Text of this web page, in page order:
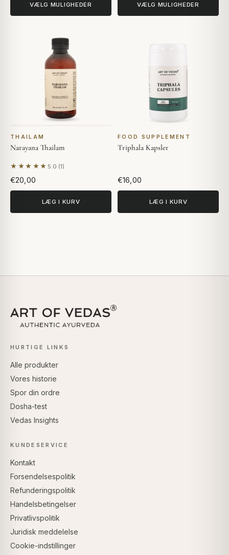
VÆLG MULIGHEDER VÆLG MULIGHEDER
THAILAM
Narayana Thailam
★★★★★ 5.0 (1)
Baseret på 1 anmeldelse
€20,00
LÆG I KURV
FOOD SUPPLEMENT
Triphala Kapsler
€16,00
LÆG I KURV
HURTIGE LINKS
Alle produkter
Vores historie
Spor din ordre
Dosha-test
Vedas Insights
KUNDESERVICE
Kontakt
Forsendelsespolitik
Refunderingspolitik
Handelsbetingelser
Privatlivspolitik
Juridisk meddelelse
Cookie-indstillinger